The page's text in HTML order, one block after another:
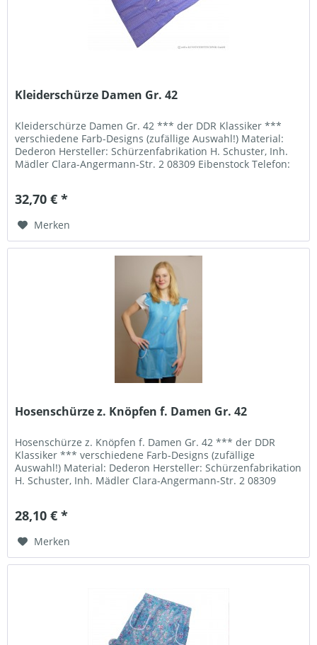
Kleiderschürze Damen Gr. 42
Kleiderschürze Damen Gr. 42 *** der DDR Klassiker ***
verschiedene Farb-Designs (zufällige Auswahl!) Material:
Dederon Hersteller: Schürzenfabrikation H. Schuster, Inh.
Mädler Clara-Angermann-Str. 2 08309 Eibenstock Telefon:
32,70 € *
Merken
Hosenschürze z. Knöpfen f. Damen Gr. 42
Hosenschürze z. Knöpfen f. Damen Gr. 42 *** der DDR
Klassiker *** verschiedene Farb-Designs (zufällige
Auswahl!) Material: Dederon Hersteller: Schürzenfabrikation
H. Schuster, Inh. Mädler Clara-Angermann-Str. 2 08309
28,10 € *
Merken